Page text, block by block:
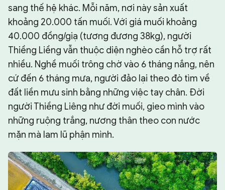
sang thế hệ khác. Mỗi năm, nơi này sản xuất
khoảng 20.000 tấn muối. Với giá muối khoảng
40.000 đồng/giạ (tương đương 38kg), người
Thiềng Liềng vẫn thuộc diện nghèo cần hỗ trợ rất
nhiều. Nghề muối trông chờ vào 6 tháng nắng, nên
cứ đến 6 tháng mưa, người đảo lại theo đò tìm về
đất liền mưu sinh bằng những việc tay chân. Đời
người Thiềng Liêng như đời muối, gieo mình vào
những ruộng trắng, nương thân theo con nước
mặn mà lam lũ phận mình.